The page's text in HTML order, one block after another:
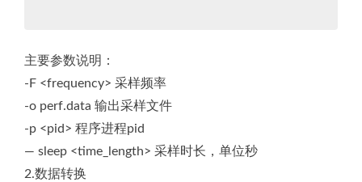
主要参数说明：
-F <frequency> 采样频率
-o perf.data 输出采样文件
-p <pid> 程序进程pid
— sleep <time_length> 采样时长，单位秒
2.数据转换